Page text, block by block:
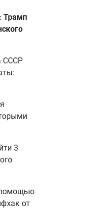
Трамп
СССР
3
от